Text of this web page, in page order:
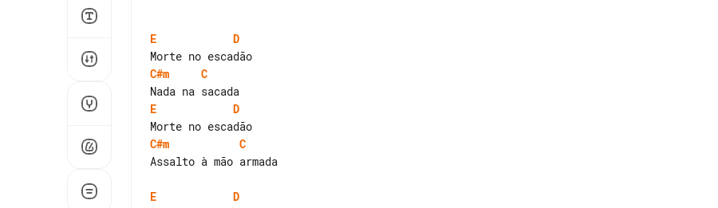
E
D
C#m
C
E
D
C#m
C
Assalto à mão armada
E
D